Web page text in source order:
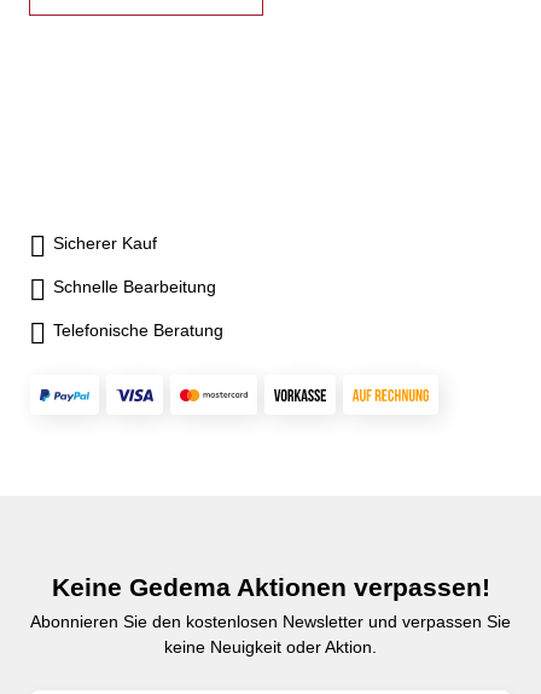
Sicherer Kauf
Schnelle Bearbeitung
Telefonische Beratung
Keine Gedema Aktionen verpassen!
Abonnieren Sie den kostenlosen Newsletter und verpassen Sie
keine Neuigkeit oder Aktion.